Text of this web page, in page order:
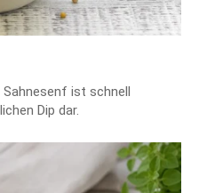
ist schnell
Dip dar.